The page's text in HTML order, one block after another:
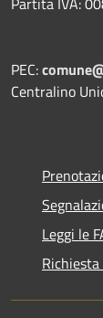
PEC:
Centralino
Leggi le